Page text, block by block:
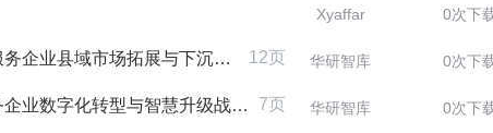
Xyaffar 0次下
域市场拓展与下沉战略研究报告 12页 华研智库 0次下
化转型与智慧升级战略研究报告 7页 华研智库 0次下